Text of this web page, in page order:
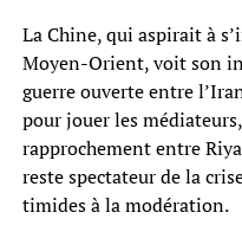
La Chine, qui aspirait à
Moyen-Orient, voit son
guerre ouverte entre
pour jouer les
rapprochement entre
reste spectateur de la
timides à la modération.